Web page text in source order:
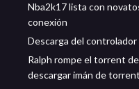
Nba2k17 lista con
conexión
Descarga del
Ralph rompe el torrent
descargar imán de torrent